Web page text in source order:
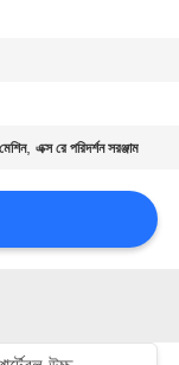
,এক্স রে পরিদর্শন সরঞ্জাম